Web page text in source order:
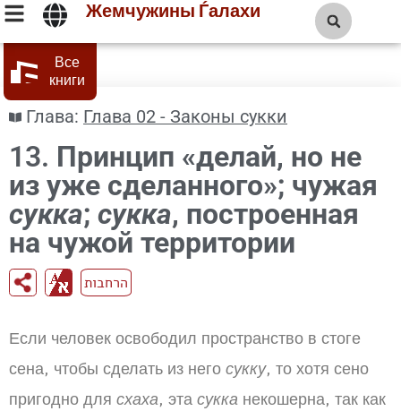
Жемчужины Ѓалахи
Все
книги
Глава: Глава 02 - Законы сукки
13. Принцип «делай, но не
из уже сделанного»; чужая
сукка; сукка, построенная
на чужой территории
הרחבות
Если человек освободил пространство в стоге
сена, чтобы сделать из него сукку, то хотя сено
пригодно для схаха, эта сукка некошерна, так как